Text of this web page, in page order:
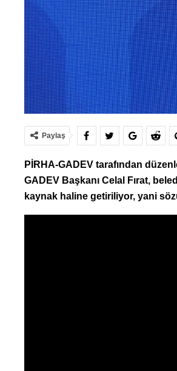
Paylaş
PİRHA-GADEV tarafından
GADEV Başkanı Celal Fırat,
kaynak haline getiriliyor, yani